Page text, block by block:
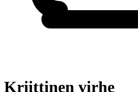
Kriittinen virhe